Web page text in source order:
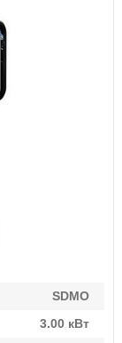
SDMO
3.00 кВт